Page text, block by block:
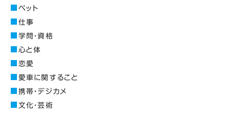
ペット
仕事
学問・資格
心と体
恋愛
愛車に関すること
携帯・デジカメ
文化・芸術